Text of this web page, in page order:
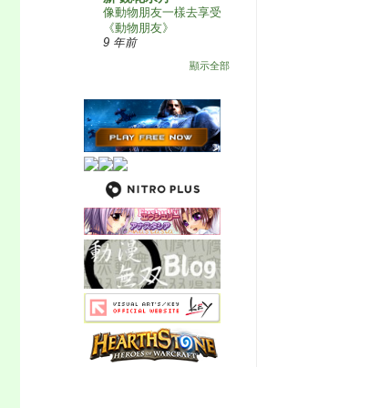
像動物朋友一樣去享受
《動物朋友》
9 年前
顯示全部